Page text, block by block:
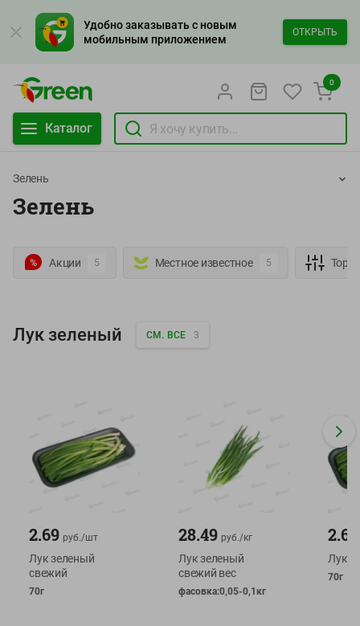
Удобно заказывать с новым
мобильным приложением
ОТКРЫТЬ
Каталог
0
Зелень
Зелень
Акции 5 Местное известное 5
Лук зеленый СМ. ВСЕ 3
2.69 руб./шт
Лук зеленый
свежий
70г
28.49 руб./кг
Лук зеленый
свежий вес
фасовка:0,05-0,1кг
2.69
Лук
70г